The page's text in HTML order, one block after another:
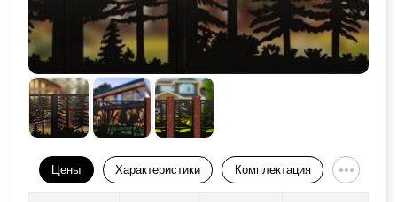
Цены Характеристики Комплектация